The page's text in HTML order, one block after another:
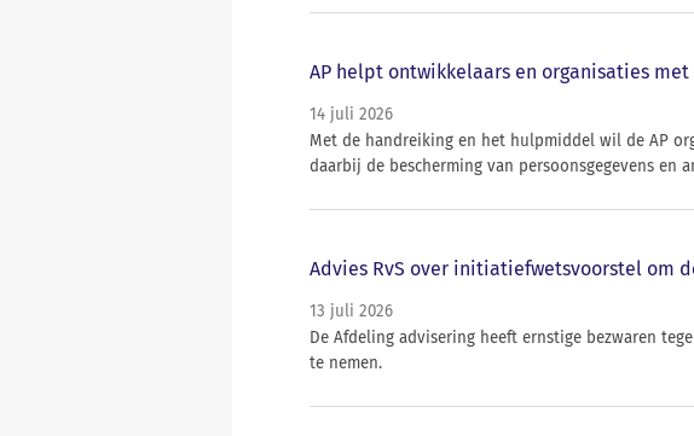
AP helpt ontwikkelaars en organisaties
14 juli 2026
Met de handreiking en het hulpmiddel wil de AP
daarbij de bescherming van persoonsgegevens en
Advies RvS over initiatiefwetsvoorstel om
13 juli 2026
De Afdeling advisering heeft ernstige bezwaren
te nemen.